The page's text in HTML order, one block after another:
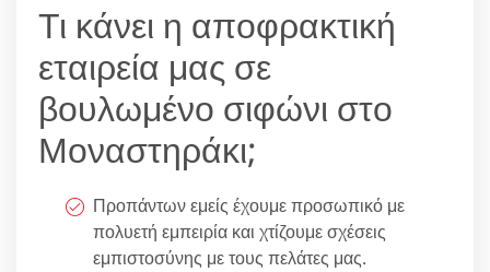
Τι κάνει η αποφρακτική
εταιρεία μας σε
βουλωμένο σιφώνι στο
Μοναστηράκι;
Προπάντων εμείς έχουμε προσωπικό με
πολυετή εμπειρία και χτίζουμε σχέσεις
εμπιστοσύνης με τους πελάτες μας.